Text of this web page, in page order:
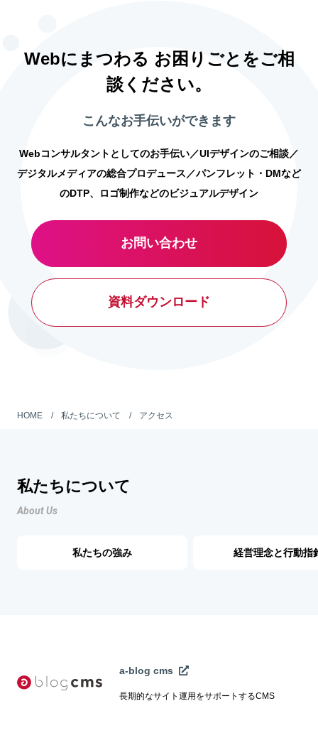
Webにまつわる お困りごとをご相
談ください。
こんなお手伝いができます
Webコンサルタントとしてのお手伝い／UIデザインのご相談／
デジタルメディアの総合プロデュース／パンフレット・DMなど
のDTP、ロゴ制作などのビジュアルデザイン
お問い合わせ
資料ダウンロード
HOME 私たちについて アクセス
私たちについて
About Us
私たちの強み 経営理念と行動指
a-blog cms
長期的なサイト運用をサポートするCMS